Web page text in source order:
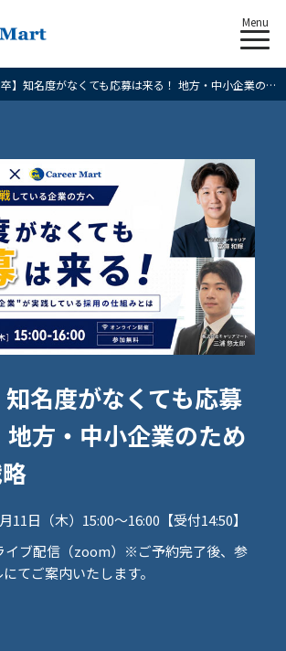
Menu
【28卒】知名度がなくても応募は来る！ 地方・中小企業のための採用戦略
知名度がなくても応募
地方・中小企業のため
11日（木）15:00～16:00【受付14:50】
イブ配信（zoom）※ご予約完了後、参
てご案内いたします。